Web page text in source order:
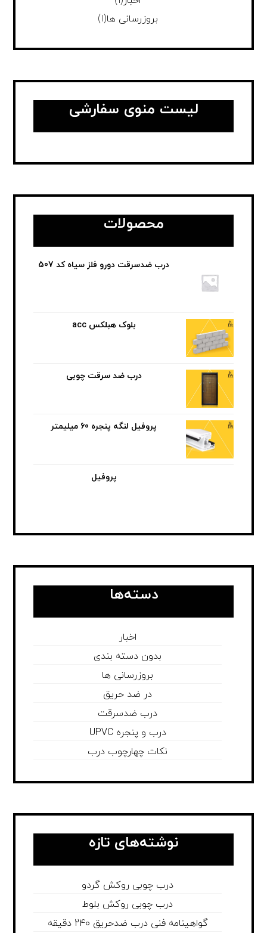
بروزرسانی ها(1)
لیست منوی سفارشی
محصولات
درب ضدسرقت دورو فلز سیاه کد 507
بلوک هبلکس acc
درب ضد سرقت چوبی
پروفیل لنگه پنجره 60 میلیمتر
پروفیل
دسته‌ها
اخبار
بدون دسته بندی
بروزرسانی ها
در ضد حریق
درب ضدسرقت
درب و پنجره UPVC
نکات چهارچوب درب
نوشته‌های تازه
درب چوبی روکش گردو
درب چوبی روکش بلوط
گواهینامه فنی درب ضدحریق 240 دقیقه